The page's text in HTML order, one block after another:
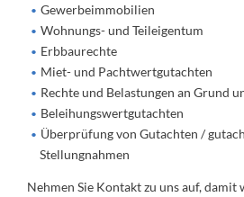
Gewerbeimmobilien
Wohnungs- und Teileigentum
Erbbaurechte
Miet- und Pachtwertgutachten
Rechte und Belastungen an Grund
Beleihungswertgutachten
Überprüfung von Gutachten /
Stellungnahmen
Nehmen Sie Kontakt zu uns auf, damit